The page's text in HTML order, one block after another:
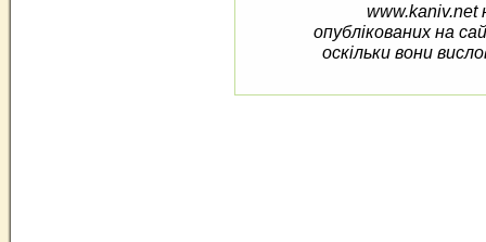
www.kaniv.net
опублікованих на
оскільки вони